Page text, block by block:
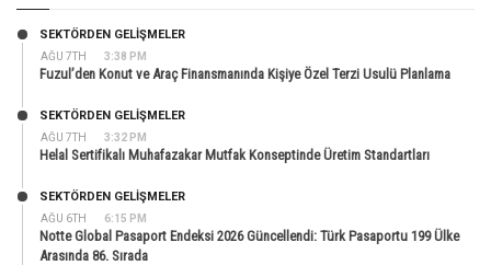
AĞU 7TH 3:38 PM
SEKTÖRDEN GELIŞMELER
Fuzul’den Konut ve Araç Finansmanında Kişiye Özel Terzi Usulü Planlama
AĞU 7TH 3:32 PM
SEKTÖRDEN GELIŞMELER
Helal Sertifikalı Muhafazakar Mutfak Konseptinde Üretim Standartları
AĞU 6TH 6:15 PM
SEKTÖRDEN GELIŞMELER
Notte Global Pasaport Endeksi 2026 Güncellendi: Türk Pasaportu 199 Ülke
Arasında 86. Sırada